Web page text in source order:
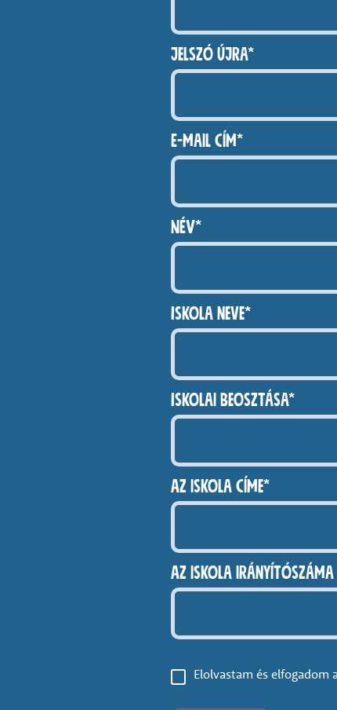
Jelszó újra*
E-mail cím*
NÉV*
Iskola neve*
Iskolai beosztása*
Az iskola címe*
Az iskola irányítószáma
Elolvastam és elfogadom